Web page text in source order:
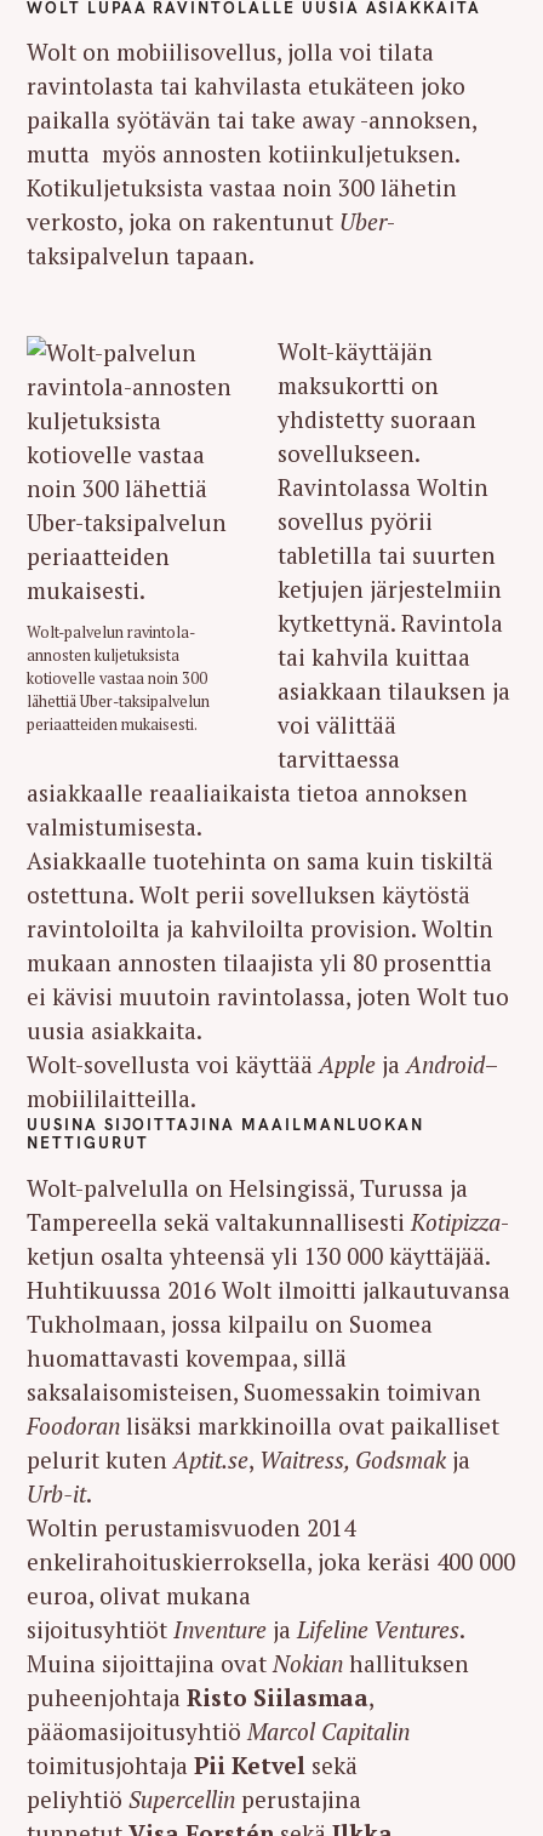
WOLT LUPAA RAVINTOLALLE UUSIA ASIAKKAITA
Wolt on mobiilisovellus, jolla voi tilata
ravintolasta tai kahvilasta etukäteen joko
paikalla syötävän tai take away -annoksen,
mutta myös annosten kotiinkuljetuksen.
Kotikuljetuksista vastaa noin 300 lähetin
verkosto, joka on rakentunut Uber-
taksipalvelun tapaan.
Wolt-palvelun ravintola-
annosten kuljetuksista
kotiovelle vastaa noin 300
lähettiä Uber-taksipalvelun
periaatteiden mukaisesti.
Wolt-käyttäjän
maksukortti on
yhdistetty suoraan
sovellukseen.
Ravintolassa Woltin
sovellus pyörii
tabletilla tai suurten
ketjujen järjestelmiin
kytkettynä. Ravintola
tai kahvila kuittaa
asiakkaan tilauksen ja
voi välittää
tarvittaessa
asiakkaalle reaaliaikaista tietoa annoksen
valmistumisesta.
Asiakkaalle tuotehinta on sama kuin tiskiltä
ostettuna. Wolt perii sovelluksen käytöstä
ravintoloilta ja kahviloilta provision. Woltin
mukaan annosten tilaajista yli 80 prosenttia
ei kävisi muutoin ravintolassa, joten Wolt tuo
uusia asiakkaita.
Wolt-sovellusta voi käyttää Apple ja Android–
mobiililaitteilla.
UUSINA SIJOITTAJINA MAAILMANLUOKAN
NETTIGURUT
Wolt-palvelulla on Helsingissä, Turussa ja
Tampereella sekä valtakunnallisesti Kotipizza-
ketjun osalta yhteensä yli 130 000 käyttäjää.
Huhtikuussa 2016 Wolt ilmoitti jalkautuvansa
Tukholmaan, jossa kilpailu on Suomea
huomattavasti kovempaa, sillä
saksalaisomisteisen, Suomessakin toimivan
Foodoran lisäksi markkinoilla ovat paikalliset
pelurit kuten Aptit.se, Waitress, Godsmak ja
Urb-it.
Woltin perustamisvuoden 2014
enkelirahoituskierroksella, joka keräsi 400 000
euroa, olivat mukana
sijoitusyhtiöt Inventure ja Lifeline Ventures.
Muina sijoittajina ovat Nokian hallituksen
puheenjohtaja Risto Siilasmaa,
pääomasijoitusyhtiö Marcol Capitalin
toimitusjohtaja Pii Ketvel sekä
peliyhtiö Supercellin perustajina